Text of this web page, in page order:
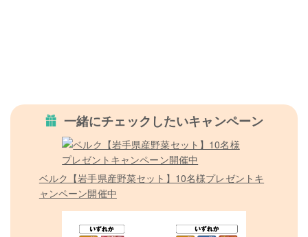
一緒にチェックしたいキャンペーン
ベルク【岩手県産野菜セット】10名様プレゼントキ
ャンペーン開催中